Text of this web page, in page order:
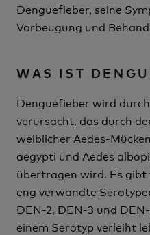
Denguefieber, seine
Vorbeugung und
WAS IST
Denguefieber wird
verursacht, das durch
weiblicher Aedes-
aegypti und Aedes
übertragen wird. Es gibt
eng verwandte
DEN-2, DEN-3 und
einem Serotyp verleiht